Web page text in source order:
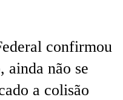
confirmou
ainda não se
a colisão